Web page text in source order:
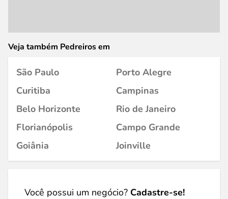
Veja também Pedreiros em
São Paulo
Porto Alegre
Curitiba
Campinas
Belo Horizonte
Rio de Janeiro
Florianópolis
Campo Grande
Goiânia
Joinville
Você possui um negócio? Cadastre-se!